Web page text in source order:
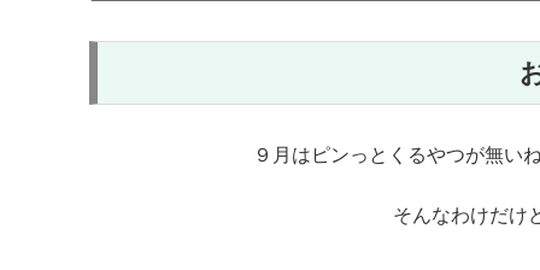
９月はピンっとくるやつが無い
そんなわけだけ